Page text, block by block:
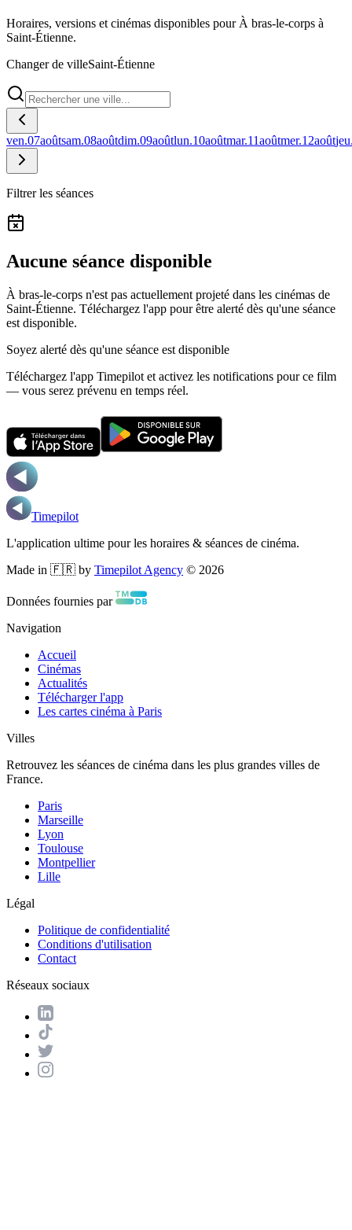
Horaires, versions et cinémas disponibles pour À bras-le-corps à
Saint-Étienne.
Changer de villeSaint-Étienne
ven.07aoûtsam.08aoûtdim.09aoûtlun.10aoûtmar.11aoûtmer.12août
Filtrer les séances
Aucune séance disponible
À bras-le-corps n'est pas actuellement projeté dans les cinémas de
Saint-Étienne. Téléchargez l'app pour être alerté dès qu'une séance
est disponible.
Soyez alerté dès qu'une séance est disponible
Téléchargez l'app Timepilot et activez les notifications pour ce film
— vous serez prévenu en temps réel.
Timepilot
L'application ultime pour les horaires & séances de cinéma.
Made in 🇫🇷 by Timepilot Agency © 2026
Données fournies par
Navigation
Accueil
Cinémas
Actualités
Télécharger l'app
Les cartes cinéma à Paris
Villes
Retrouvez les séances de cinéma dans les plus grandes villes de
France.
Paris
Marseille
Lyon
Toulouse
Montpellier
Lille
Légal
Politique de confidentialité
Conditions d'utilisation
Contact
Réseaux sociaux